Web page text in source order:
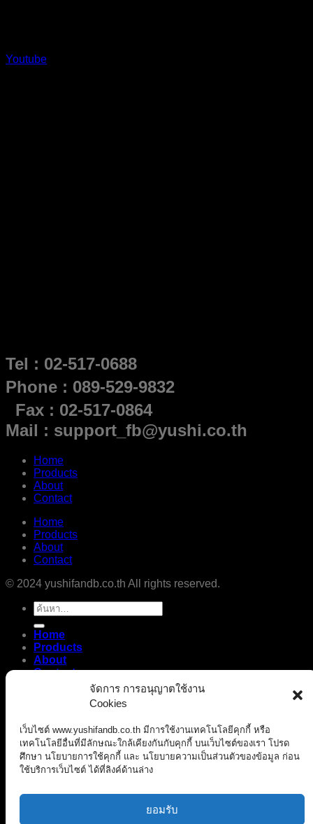
จัดการ การอนุญาตใช้งาน
Cookies
เว็บไซต์ www.yushifandb.co.th มีการใช้งานเทคโนโลยีคุกกี้ หรือ
เทคโนโลยีอื่นที่มีลักษณะใกล้เคียงกันกับคุกกี้ บนเว็บไซต์ของเรา โปรด
ศึกษา นโยบายการใช้คุกกี้ และ นโยบายความเป็นส่วนตัวของข้อมูล ก่อน
ใช้บริการเว็บไซต์ ได้ที่ลิงค์ด้านล่าง
ยอมรับ
Youtube
Tel : 02-517-0688
Phone : 089-529-9832
Fax : 02-517-0864
Mail : support_fb@yushi.co.th
Home
Products
About
Contact
Home
Products
About
Contact
© 2024 yushifandb.co.th All rights reserved.
ค้นหา:
Home
Products
About
Contact